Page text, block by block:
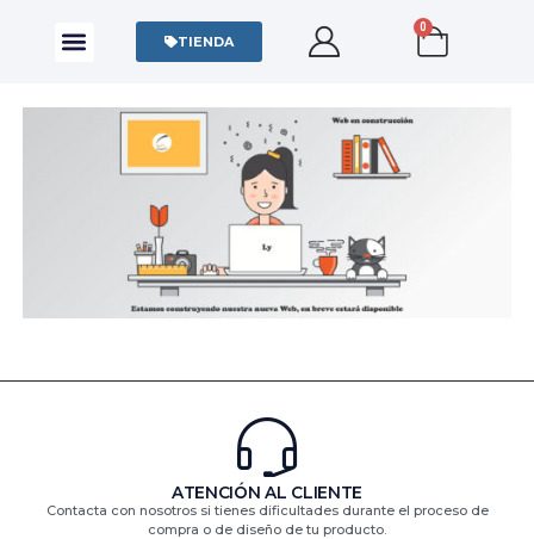
TIENDA
0
ATENCIÓN AL CLIENTE
Contacta con nosotros si tienes dificultades durante el proceso de
compra o de diseño de tu producto.